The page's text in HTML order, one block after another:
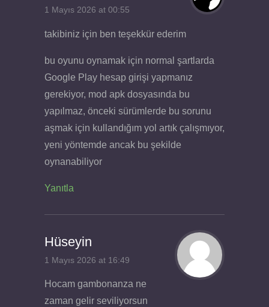
1 Mayıs 2026 at 00:55
takibiniz için ben teşekkür ederim
bu oyunu oynamak için normal şartlarda
Google Play hesap girişi yapmanız
gerekiyor, mod apk dosyasında bu
yapılmaz, önceki sürümlerde bu sorunu
aşmak için kullandığım yol artık çalışmıyor,
yeni yöntemde ancak bu şekilde
oynanabiliyor
Yanıtla
Hüseyin
1 Mayıs 2026 at 16:49
Hocam gambonanza ne
zaman gelir seviliyorsun